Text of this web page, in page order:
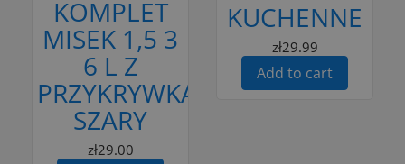
KOMPLET
MISEK 1,5 3
6 L Z
PRZYKRYWKAMI
SZARY
zł29.00
KUCHENNE
zł29.99
Add to cart